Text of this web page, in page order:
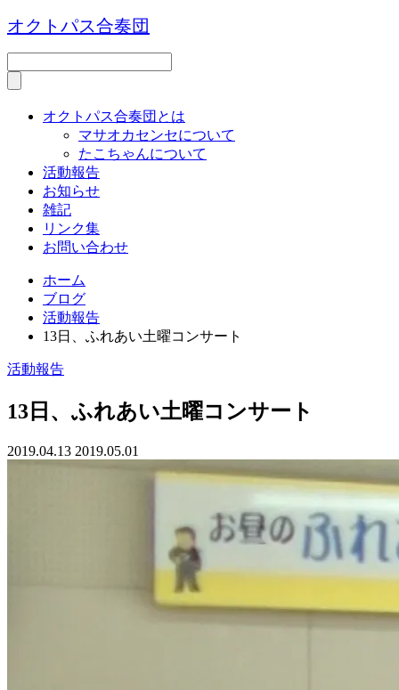
オクトパス合奏団
オクトパス合奏団とは
マサオカセンセについて
たこちゃんについて
活動報告
お知らせ
雑記
リンク集
お問い合わせ
ホーム
ブログ
活動報告
13日、ふれあい土曜コンサート
活動報告
13日、ふれあい土曜コンサート
2019.04.13 2019.05.01